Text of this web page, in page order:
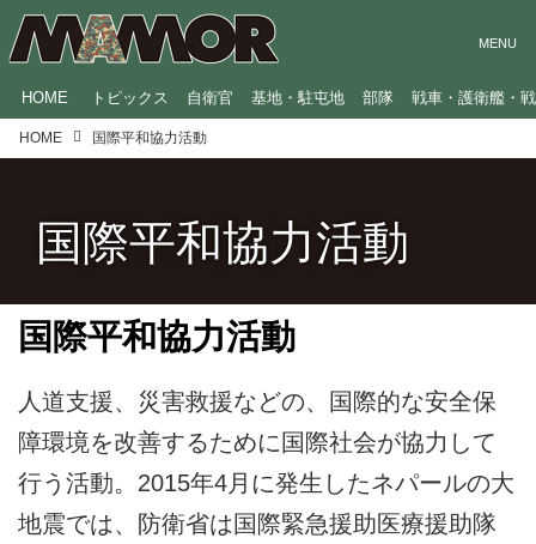
HOME トピックス 自衛官 基地・駐屯地 部隊 戦車・護衛艦・
HOME 国際平和協力活動
国際平和協力活動
国際平和協力活動
人道支援、災害救援などの、国際的な安全保
障環境を改善するために国際社会が協力して
行う活動。2015年4月に発生したネパールの大
地震では、防衛省は国際緊急援助医療援助隊